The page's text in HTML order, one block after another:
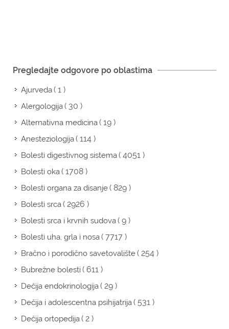
Pregledajte odgovore po oblastima
Ajurveda( 1 )
Alergologija( 30 )
Alternativna medicina( 19 )
Anesteziologija( 114 )
Bolesti digestivnog sistema( 4051 )
Bolesti oka( 1708 )
Bolesti organa za disanje( 829 )
Bolesti srca( 2926 )
Bolesti srca i krvnih sudova( 9 )
Bolesti uha, grla i nosa( 7717 )
Bračno i porodično savetovalište( 254 )
Bubrežne bolesti( 611 )
Dečija endokrinologija( 29 )
Dečija i adolescentna psihijatrija( 531 )
Dečija ortopedija( 2 )